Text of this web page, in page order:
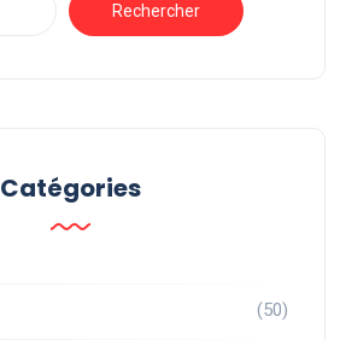
Rechercher
Catégories
(50)